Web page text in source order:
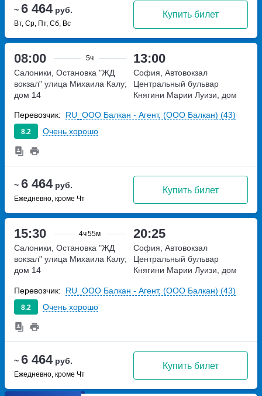
~ 6 464руб.
Вт, Ср, Пт, Сб, Вс
Купить билет
08:00 5ч 13:00
~ 6 464руб.
Ежедневно, кроме Чт
Купить билет
Салоники, Остановка "ЖД
вокзал" улица Михаила Калу;
дом 14
София, Автовокзал
Центральный бульвар
Княгини Марии Луизи, дом
8.2 Очень хорошо
Перевозчик: RU_ООО Балкан - Агент, (ООО Балкан) (43)
15:30 4ч55м 20:25
~ 6 464руб.
Ежедневно, кроме Чт
Купить билет
Салоники, Остановка "ЖД
вокзал" улица Михаила Калу;
дом 14
София, Автовокзал
Центральный бульвар
Княгини Марии Луизи, дом
8.2 Очень хорошо
Перевозчик: RU_ООО Балкан - Агент, (ООО Балкан) (43)